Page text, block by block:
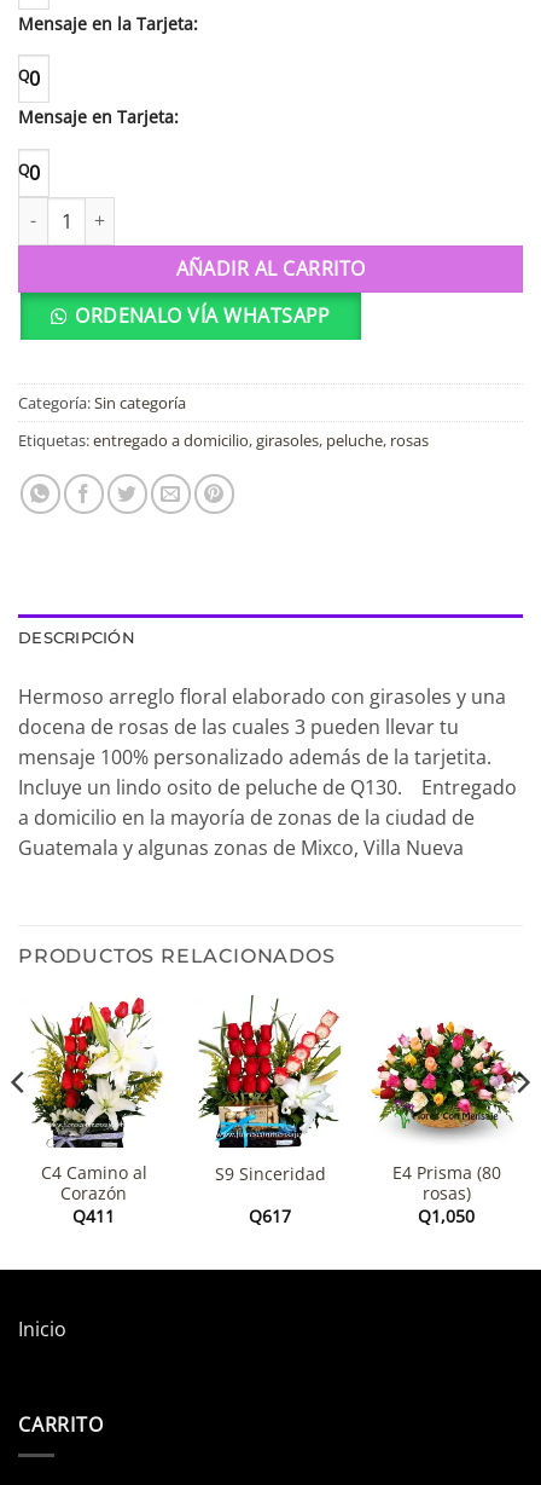
Mensaje en la Tarjeta:
Q0
Mensaje en Tarjeta:
Q0
T8 Ilusión cantidad
AÑADIR AL CARRITO
ORDENALO VÍA WHATSAPP
Categoría:Sin categoría
Etiquetas:entregado a domicilio,girasoles, peluche, rosas
DESCRIPCIÓN
Hermoso arreglo floral elaborado con girasoles y una
docena de rosas de las cuales 3 pueden llevar tu
mensaje 100% personalizado además de la tarjetita.
Incluye un lindo osito de peluche de Q130. Entregado
a domicilio en la mayoría de zonas de la ciudad de
Guatemala y algunas zonas de Mixco, Villa Nueva
PRODUCTOS RELACIONADOS
C4 Camino al
Corazón
Q411
S9 Sinceridad
Q617
E4 Prisma (80
rosas)
Q1,050
Inicio
CARRITO